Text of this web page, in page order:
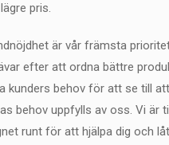
pris.
är vår främsta
efter att ordna bättre
kunders behov för att se till
behov uppfylls av oss. Vi är
runt för att hjälpa dig och